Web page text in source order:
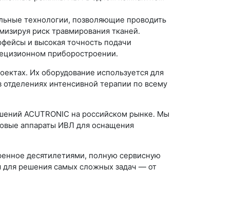
технологии, позволяющие проводить
риск травмирования тканей.
и высокая точность подачи
приборостроении.
Их оборудование используется для
интенсивной терапии по всему
ACUTRONIC на российском рынке. Мы
аппараты ИВЛ для оснащения
десятилетиями, полную сервисную
решения самых сложных задач — от